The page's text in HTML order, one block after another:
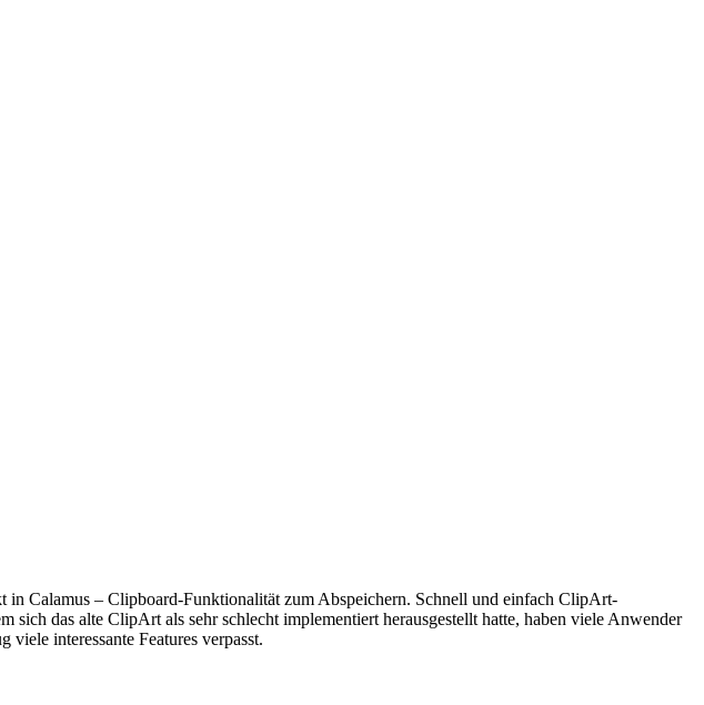
Calamus – Clipboard-Funktionalität zum Abspeichern. Schnell und einfach ClipArt-
das alte ClipArt als sehr schlecht implementiert herausgestellt hatte, haben viele Anwender
interessante Features verpasst.